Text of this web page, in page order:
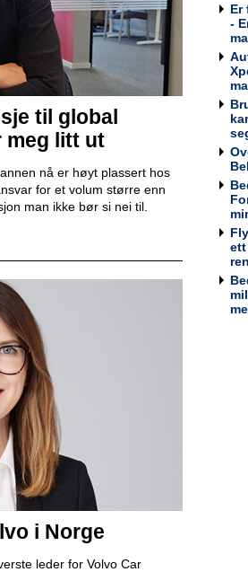
til global
meg litt ut
nå er høyt plassert hos
for et volum større enn
man ikke bør si nei til.
i Norge
leder for Volvo Car
Er
-
ett